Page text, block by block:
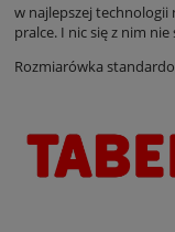
w najlepszej technologii
pralce. I nic się z nim nie
Rozmiarówka